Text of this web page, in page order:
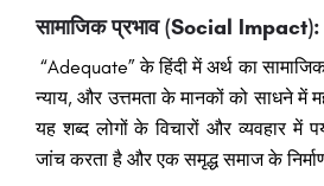
सामाजिक प्रभाव (Social Impact):
“Adequate” के हिंदी में अर्थ का
न्याय, और उत्तमता के मानकों को साधने में
यह शब्द लोगों के विचारों और व्यवहार में
जांच करता है और एक समृद्ध समाज के